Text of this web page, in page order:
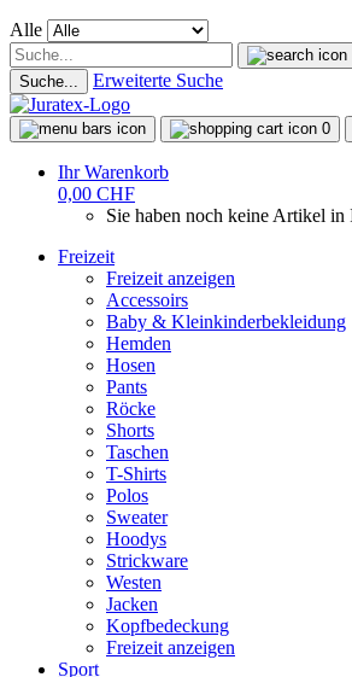
Alle
Suche... Erweiterte Suche
0
Ihr Warenkorb
0,00 CHF
Sie haben noch keine Artikel in
Freizeit
Freizeit anzeigen
Accessoirs
Baby & Kleinkinderbekleidung
Hemden
Hosen
Pants
Röcke
Shorts
Taschen
T-Shirts
Polos
Sweater
Hoodys
Strickware
Westen
Jacken
Kopfbedeckung
Freizeit anzeigen
Sport